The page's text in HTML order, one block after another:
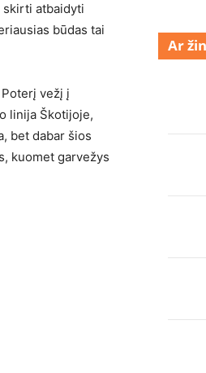
skirti atbaidyti
būdas tai
vežį į
linija Škotijoje,
bet dabar šios
kuomet garvežys
Ar